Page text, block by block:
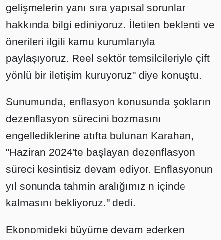
gelişmelerin yanı sıra yapısal sorunlar
hakkında bilgi ediniyoruz. İletilen beklenti ve
önerileri ilgili kamu kurumlarıyla
paylaşıyoruz. Reel sektör temsilcileriyle çift
yönlü bir iletişim kuruyoruz" diye konuştu.
Sunumunda, enflasyon konusunda şokların
dezenflasyon sürecini bozmasını
engellediklerine atıfta bulunan Karahan,
"Haziran 2024'te başlayan dezenflasyon
süreci kesintisiz devam ediyor. Enflasyonun
yıl sonunda tahmin aralığımızın içinde
kalmasını bekliyoruz." dedi.
Ekonomideki büyüme devam ederken